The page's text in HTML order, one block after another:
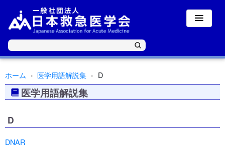
ホーム 医学用語解説集 D
医学用語解説集
D
DNAR